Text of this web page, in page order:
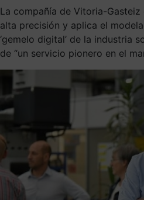
La compañía de Vitoria-
alta precisión y aplica el
‘gemelo digital’ de la industria
de “un servicio pionero en el